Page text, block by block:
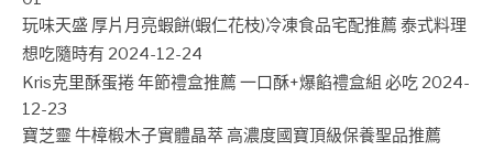
玩味天盛 厚片月亮蝦餅(蝦仁花枝)冷凍食品宅配推薦 泰式料理
想吃隨時有 2024-12-24
Kris克里酥蛋捲 年節禮盒推薦 一口酥+爆餡禮盒組 必吃 2024-
12-23
寶芝靈 牛樟椴木子實體晶萃 高濃度國寶頂級保養聖品推薦